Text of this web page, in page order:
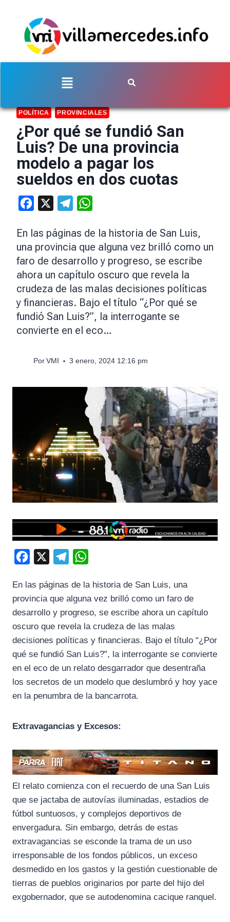
POLÍTICA PROVINCIALES
¿Por qué se fundió San
Luis? De una provincia
modelo a pagar los
sueldos en dos cuotas
Facebook Telegram
En las páginas de la historia de San Luis,
una provincia que alguna vez brilló como un
faro de desarrollo y progreso, se escribe
ahora un capítulo oscuro que revela la
crudeza de las malas decisiones políticas
y financieras. Bajo el título “¿Por qué se
fundió San Luis?”, la interrogante se
convierte en el eco…
Por VMI 3 enero, 2024 12:16 pm
c
e
b
k
e
g
a
m
a
t
s
p
En las páginas de la historia de San Luis, una
provincia que alguna vez brilló como un faro de
desarrollo y progreso, se escribe ahora un capítulo
oscuro que revela la crudeza de las malas
decisiones políticas y financieras. Bajo el título “¿Por
qué se fundió San Luis?”, la interrogante se convierte
en el eco de un relato desgarrador que desentraña
los secretos de un modelo que deslumbró y hoy yace
en la penumbra de la bancarrota.
Extravagancias y Excesos:
El relato comienza con el recuerdo de una San Luis
que se jactaba de autovías iluminadas, estadios de
fútbol suntuosos, y complejos deportivos de
envergadura. Sin embargo, detrás de estas
extravagancias se esconde la trama de un uso
irresponsable de los fondos públicos, un exceso
desmedido en los gastos y la gestión cuestionable de
tierras de pueblos originarios por parte del hijo del
exgobernador, que se autodenomina cacique ranquel.